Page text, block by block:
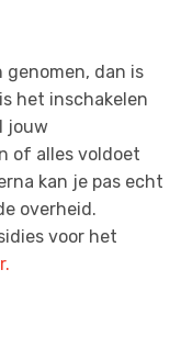
genomen, dan is
het inschakelen
jouw
of alles voldoet
kan je pas echt
overheid.
voor het